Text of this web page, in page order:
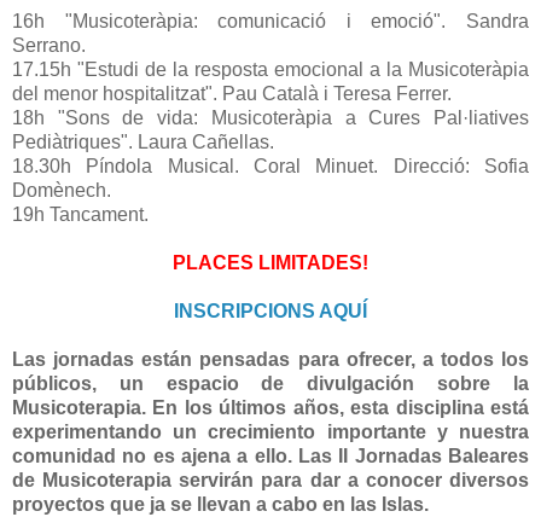
16h "Musicoteràpia: comunicació i emoció". Sandra
Serrano.
17.15h "Estudi de la resposta emocional a la Musicoteràpia
del menor hospitalitzat". Pau Català i Teresa Ferrer.
18h "Sons de vida: Musicoteràpia a Cures Pal·liatives
Pediàtriques". Laura Cañellas.
18.30h Píndola Musical. Coral Minuet. Direcció: Sofia
Domènech.
19h Tancament.
PLACES LIMITADES!
INSCRIPCIONS AQUÍ
Las jornadas están pensadas para ofrecer, a todos los
públicos, un espacio de divulgación sobre la
Musicoterapia. En los últimos años, esta disciplina está
experimentando un crecimiento importante y nuestra
comunidad no es ajena a ello. Las II Jornadas Baleares
de Musicoterapia servirán para dar a conocer diversos
proyectos que ja se llevan a cabo en las Islas.